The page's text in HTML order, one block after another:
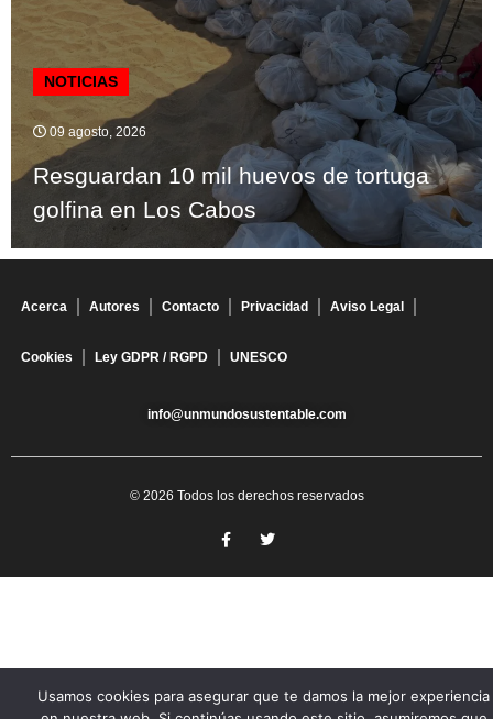
NOTICIAS
09 agosto, 2026
Resguardan 10 mil huevos de tortuga
golfina en Los Cabos
Acerca Autores Contacto Privacidad Aviso Legal
Cookies Ley GDPR / RGPD UNESCO
info@unmundosustentable.com
© 2026 Todos los derechos reservados
Usamos cookies para asegurar que te damos la mejor experiencia